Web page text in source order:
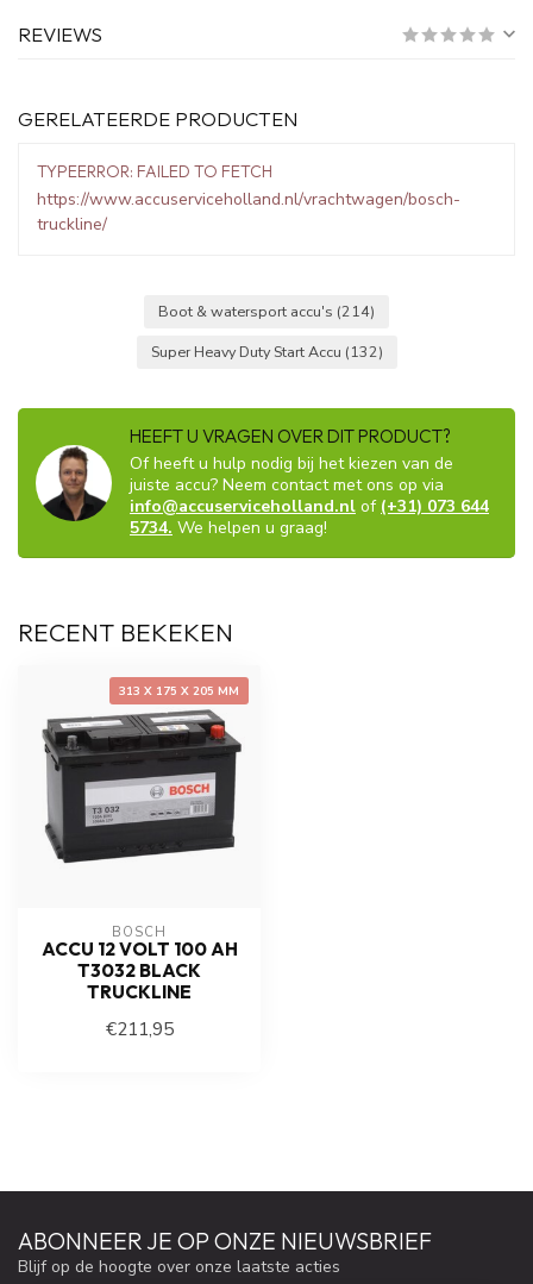
REVIEWS
GERELATEERDE PRODUCTEN
TYPEERROR: FAILED TO FETCH
https://www.accuserviceholland.nl/vrachtwagen/bosch-
truckline/
Boot & watersport accu's (214)
Super Heavy Duty Start Accu (132)
HEEFT U VRAGEN OVER DIT PRODUCT?
Of heeft u hulp nodig bij het kiezen van de
juiste accu? Neem contact met ons op via
info@accuserviceholland.nl of (+31) 073 644
5734. We helpen u graag!
RECENT BEKEKEN
313 X 175 X 205 MM
BOSCH
ACCU 12 VOLT 100 AH
T3032 BLACK
TRUCKLINE
€211,95
ABONNEER JE OP ONZE NIEUWSBRIEF
Blijf op de hoogte over onze laatste acties